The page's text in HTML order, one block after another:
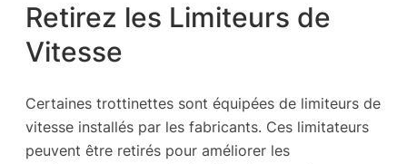
Retirez les Limiteurs de
Vitesse
Certaines trottinettes sont équipées de limiteurs de
vitesse installés par les fabricants. Ces limitateurs
peuvent être retirés pour améliorer les